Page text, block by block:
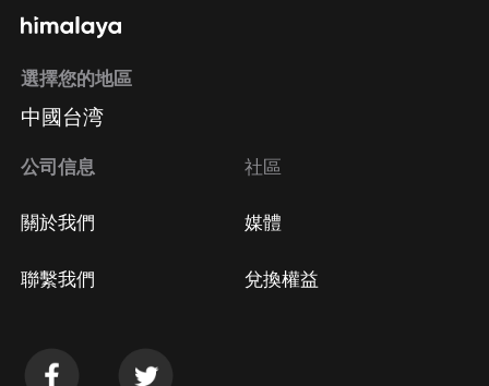
選擇您的地區
中國台湾
公司信息
關於我們
聯繫我們
社區
媒體
兌換權益